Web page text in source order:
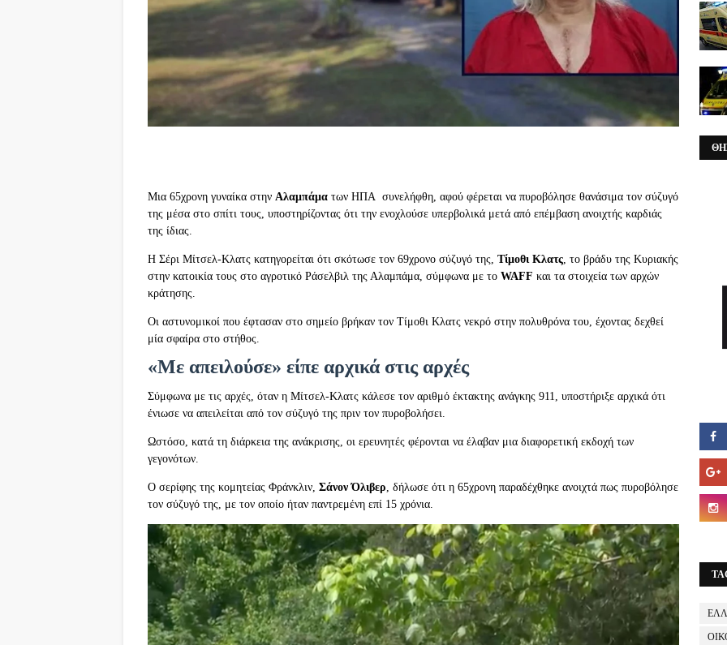
Μια 65χρονη γυναίκα στην Αλαμπάμα των ΗΠΑ συνελήφθη, αφού φέρεται να πυροβόλησε θανάσιμα τον σύζυγό
της μέσα στο σπίτι τους, υποστηρίζοντας ότι την ενοχλούσε υπερβολικά μετά από επέμβαση ανοιχτής καρδιάς
της ίδιας.
Η Σέρι Μίτσελ-Κλατς κατηγορείται ότι σκότωσε τον 69χρονο σύζυγό της, Τίμοθι Κλατς , το βράδυ της Κυριακής
στην κατοικία τους στο αγροτικό Ράσελβιλ της Αλαμπάμα, σύμφωνα με το WAFF και τα στοιχεία των αρχών
κράτησης.
Οι αστυνομικοί που έφτασαν στο σημείο βρήκαν τον Τίμοθι Κλατς νεκρό στην πολυθρόνα του, έχοντας δεχθεί
μία σφαίρα στο στήθος.
«Με απειλούσε» είπε αρχικά στις αρχές
Σύμφωνα με τις αρχές, όταν η Μίτσελ-Κλατς κάλεσε τον αριθμό έκτακτης ανάγκης 911, υποστήριξε αρχικά ότι
ένιωσε να απειλείται από τον σύζυγό της πριν τον πυροβολήσει.
Ωστόσο, κατά τη διάρκεια της ανάκρισης, οι ερευνητές φέρονται να έλαβαν μια διαφορετική εκδοχή των
γεγονότων.
Ο σερίφης της κομητείας Φράνκλιν, Σάνον Όλιβερ , δήλωσε ότι η 65χρονη παραδέχθηκε ανοιχτά πως πυροβόλησε
τον σύζυγό της, με τον οποίο ήταν παντρεμένη επί 15 χρόνια.